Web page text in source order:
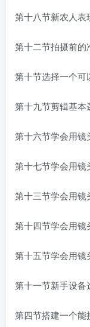
第十八节新农人表
第十二节拍摄前的
第十节选择一个
第十九节剪辑基本
第十六节学会用
第十七节学会用
第十三节学会用
第十四节学会用
第十五节学会用
第十一节新手设备
第四节搭建一个能